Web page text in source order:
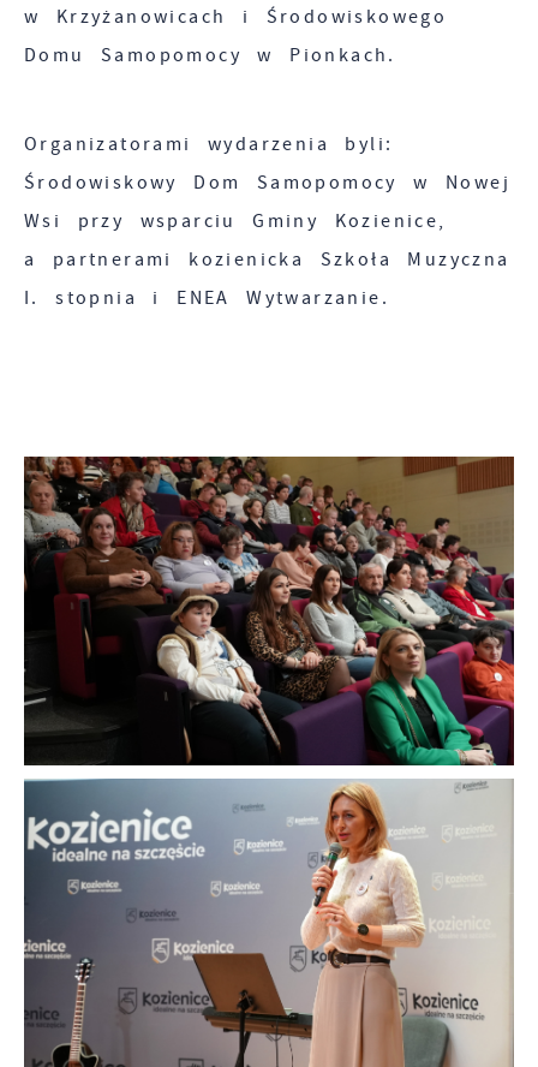
w Krzyżanowicach i Środowiskowego
Domu Samopomocy w Pionkach.
Organizatorami wydarzenia byli:
Środowiskowy Dom Samopomocy w Nowej
Wsi przy wsparciu Gminy Kozienice,
a partnerami kozienicka Szkoła Muzyczna
I. stopnia i ENEA Wytwarzanie.